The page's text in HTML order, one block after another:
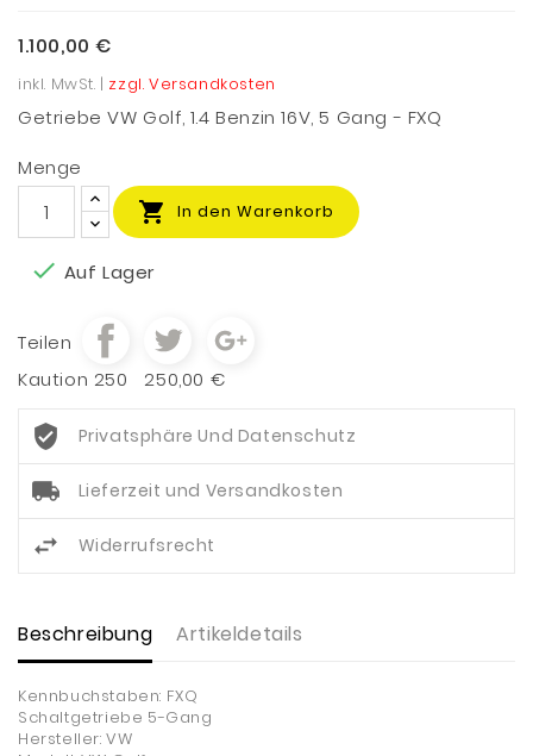
1.100,00 €
inkl. MwSt. | zzgl. Versandkosten
Getriebe VW Golf, 1.4 Benzin 16V, 5 Gang - FXQ
Menge
 In den Warenkorb
 Auf Lager
Teilen
Kaution 250
250,00 €
Privatsphäre Und Datenschutz
Lieferzeit und Versandkosten
Widerrufsrecht
Beschreibung Artikeldetails
Kennbuchstaben: FXQ
Schaltgetriebe 5-Gang
Hersteller: VW